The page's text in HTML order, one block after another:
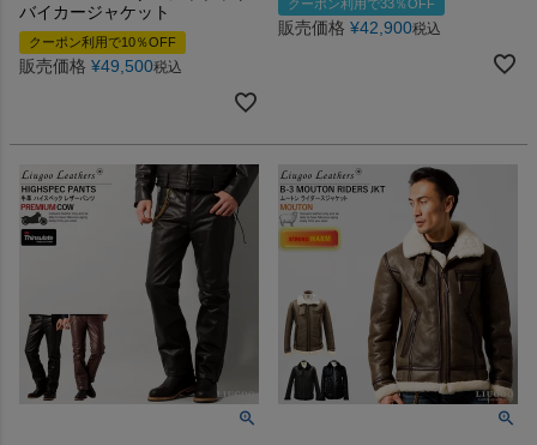
バイカージャケット
クーポン利用で10％OFF
販売価格 ¥49,500税込
クーポン利用で33％OFF
販売価格 ¥42,900税込